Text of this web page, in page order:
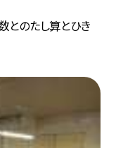
とのたし算とひき